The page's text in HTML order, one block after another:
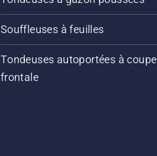
Souffleuses à feuilles
Tondeuses autoportées à coupe
frontale